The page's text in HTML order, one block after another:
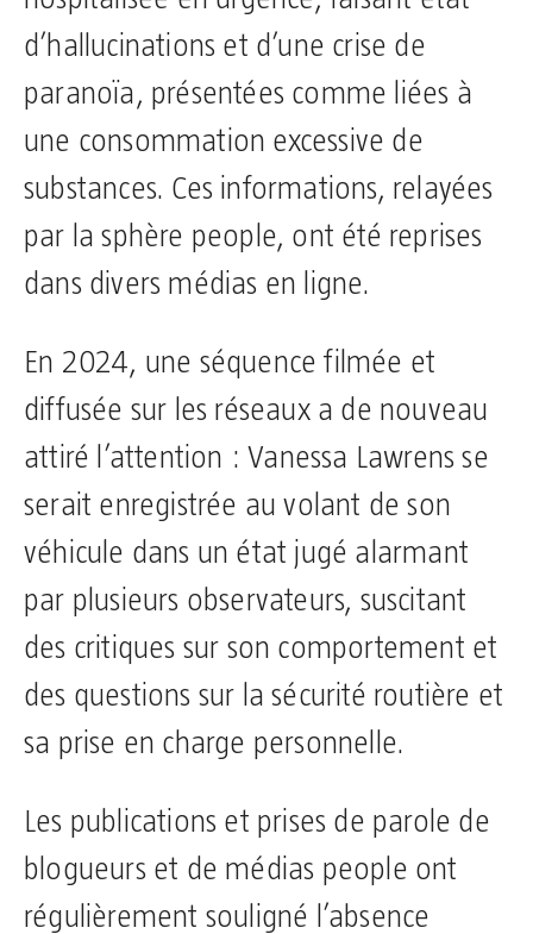
d’hallucinations et d’une crise de
paranoïa, présentées comme liées à
une consommation excessive de
substances. Ces informations, relayées
par la sphère people, ont été reprises
dans divers médias en ligne.
En 2024, une séquence filmée et
diffusée sur les réseaux a de nouveau
attiré l’attention : Vanessa Lawrens se
serait enregistrée au volant de son
véhicule dans un état jugé alarmant
par plusieurs observateurs, suscitant
des critiques sur son comportement et
des questions sur la sécurité routière et
sa prise en charge personnelle.
Les publications et prises de parole de
blogueurs et de médias people ont
régulièrement souligné l’absence